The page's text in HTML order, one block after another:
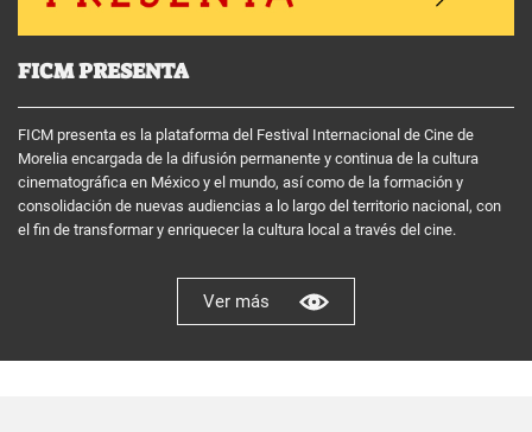
FICM PRESENTA
FICM presenta es la plataforma del Festival Internacional de Cine de
Morelia encargada de la difusión permanente y continua de la cultura
cinematográfica en México y el mundo, así como de la formación y
consolidación de nuevas audiencias a lo largo del territorio nacional, con
el fin de transformar y enriquecer la cultura local a través del cine.
Ver más